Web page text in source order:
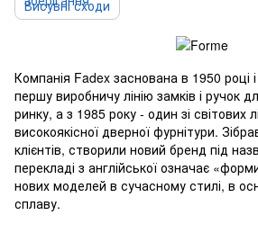
Висувні сходи
Компанія Fadex заснована в 1950 році
першу виробничу лінію замків і ручок
ринку, а з 1985 року - один зі світових
високоякісної дверної фурнітури.
клієнтів, створили новий бренд під
перекладі з англійської означає
нових моделей в сучасному стилі, в
сплаву.